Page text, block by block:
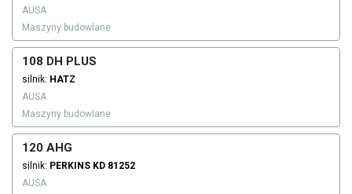
AUSA
Maszyny budowlane
108 DH PLUS
silnik: HATZ
AUSA
Maszyny budowlane
120 AHG
silnik: PERKINS KD 81252
AUSA